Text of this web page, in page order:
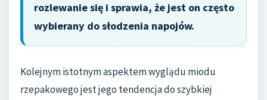
rozlewanie się i sprawia, że jest on często
wybierany do słodzenia napojów.
Kolejnym istotnym aspektem wyglądu miodu
rzepakowego jest jego tendencja do szybkiej